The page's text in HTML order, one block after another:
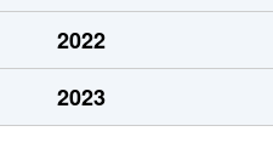
800万円
1,300万円
2022
2023